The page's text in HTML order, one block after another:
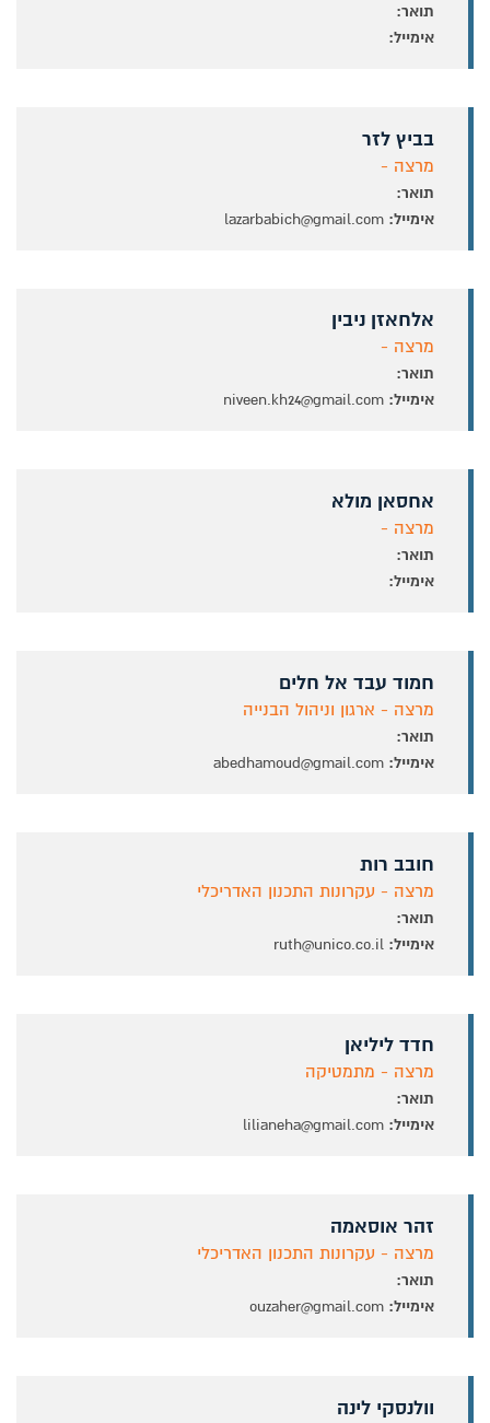
תואר:
אימייל:
בביץ לזר
מרצה -
תואר:
אימייל:lazarbabich@gmail.com
אלחאזן ניבין
מרצה -
תואר:
אימייל:niveen.kh24@gmail.com
אחסאן מולא
מרצה -
תואר:
אימייל:
חמוד עבד אל חלים
מרצה - ארגון וניהול הבנייה
תואר:
אימייל:abedhamoud@gmail.com
חובב רות
מרצה - עקרונות התכנון האדריכלי
תואר:
אימייל:ruth@unico.co.il
חדד ליליאן
מרצה - מתמטיקה
תואר:
אימייל:lilianeha@gmail.com
זהר אוסאמה
מרצה - עקרונות התכנון האדריכלי
תואר:
אימייל:ouzaher@gmail.com
וולנסקי לינה